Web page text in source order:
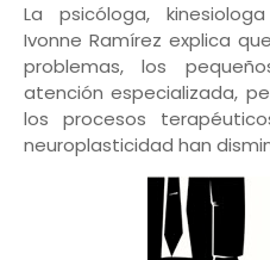
La psicóloga,
Ivonne Ramírez explica
problemas, los
atención especializada,
los procesos
neuroplasticidad han